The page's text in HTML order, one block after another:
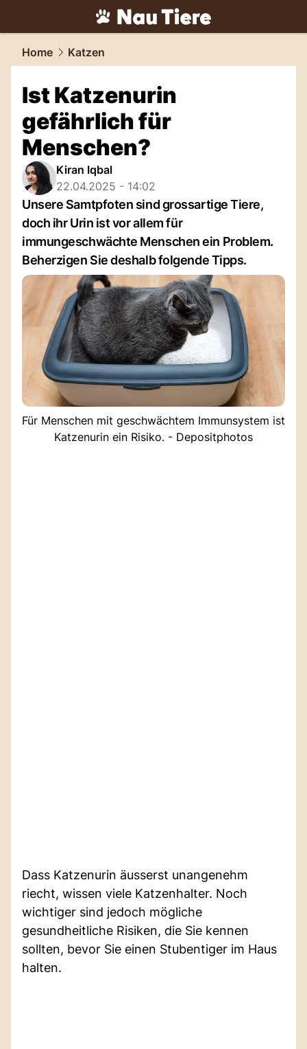
tiere.NAU.ch
Home Katzen
Ist Katzenurin
gefährlich für
Menschen?
Kiran Iqbal
22.04.2025 - 14:02
Unsere Samtpfoten sind grossartige Tiere,
doch ihr Urin ist vor allem für
immungeschwächte Menschen ein Problem.
Beherzigen Sie deshalb folgende Tipps.
Für Menschen mit geschwächtem Immunsystem ist
Katzenurin ein Risiko. - Depositphotos
Dass Katzenurin äusserst unangenehm
riecht, wissen viele Katzenhalter. Noch
wichtiger sind jedoch mögliche
gesundheitliche Risiken, die Sie kennen
sollten, bevor Sie einen Stubentiger im Haus
halten.